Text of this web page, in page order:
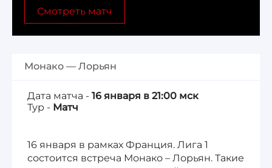
Бундеслига, Чемпионат Германии
Чемпионат Саудовской Аравии 25/26
Смотреть матч
Монако — Лорьян
Дата матча - 16 января в 21:00 мск
Тур - Матч
16 января в рамках Франция. Лига 1
состоится встреча Монако – Лорьян. Такие